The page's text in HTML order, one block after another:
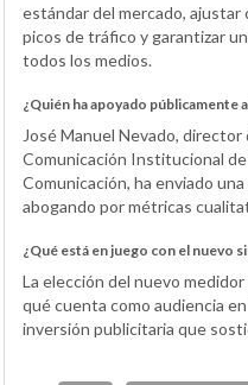
estándar del mercado,
picos de tráfico y garantizar
todos los medios.
¿Quién ha apoyado públicamente
José Manuel Nevado,
Comunicación Institucional
Comunicación, ha enviado
abogando por métricas
¿Qué está en juego con el nuevo
La elección del nuevo
qué cuenta como audiencia
inversión publicitaria que